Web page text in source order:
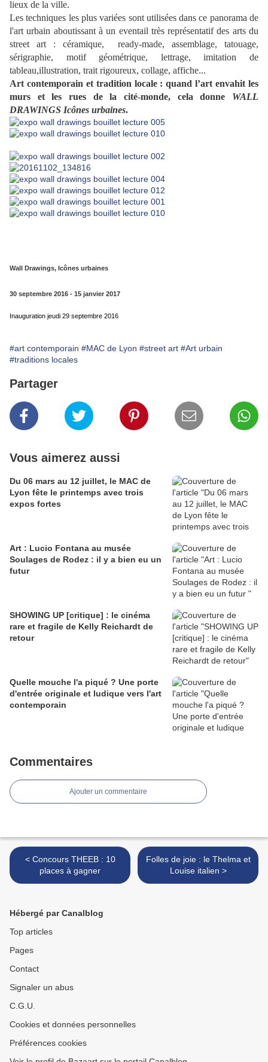
lieux de la ville.
Les techniques les plus variées sont utilisées dans ce panorama de
l'art urbain aboutissant à un eventail très représentatif des arts du
street art : céramique, ready-made, assemblage, tatouage,
sérigraphie, motif géométrique, lettrage, imitation de
tableau,illustration, trait rigoureux, collage, affiche...
Art contemporain et tradition locale : quand l’art envahit les
murs et les rues de la cité-monde, cela donne WALL
DRAWINGS Icônes urbaines.
Wall Drawings, Icônes urbaines
30 septembre 2016 - 15 janvier 2017
Inauguration jeudi 29 septembre 2016
#art contemporain #MAC de Lyon #street art #Art urbain
#traditions locales
Partager
Vous aimerez aussi
Du 06 mars au 12 juillet, le MAC de
Lyon fête le printemps avec trois
expos fortes
Art : Lucio Fontana au musée
Soulages de Rodez : il y a bien eu un
futur
SHOWING UP [critique] : le cinéma
rare et fragile de Kelly Reichardt de
retour
Quelle mouche l'a piqué ? Une porte
d'entrée originale et ludique vers l'art
contemporain
Commentaires
Ajouter un commentaire
< Concours THEEB : 10
places à gagner
Folles de joie : le Thelma et
Louise italien >
Hébergé par Canalblog
Top articles
Pages
Contact
Signaler un abus
C.G.U.
Cookies et données personnelles
Préférences cookies